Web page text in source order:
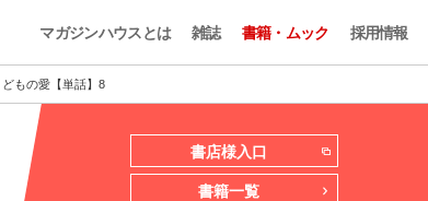
マガジンハウスとは 雑誌 書籍・ムック 採用情報
もの愛【単話】8
書店様入口
書籍一覧